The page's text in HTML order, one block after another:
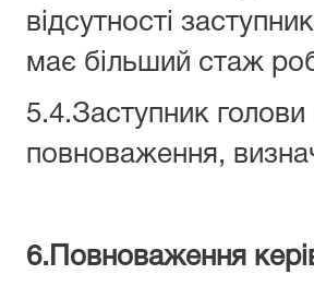
відсутності
має більший стаж
5.4.Заступник голови
повноваження,
6.Повноваження